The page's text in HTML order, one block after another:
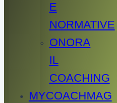
E
NORMATIVE
ONORA
IL
COACHING
MYCOACHMAG